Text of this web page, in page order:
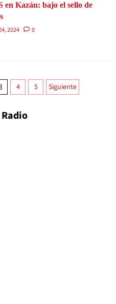
Kazán: bajo el sello de
2024 0
4 5 Siguiente